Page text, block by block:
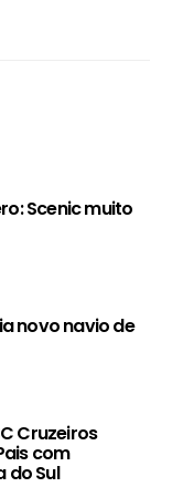
Scenic muito
novo navio de
Cruzeiros
com
do Sul